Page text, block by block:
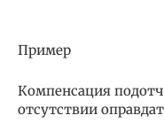
Пример
Компенсация
отсутствии